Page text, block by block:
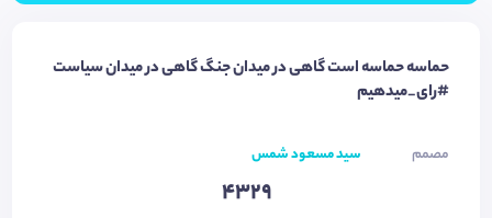
حماسه حماسه است گاهی در میدان جنگ گاهی در میدان سیاست
#رای_میدهیم
مصمم سید مسعود شمس
4329